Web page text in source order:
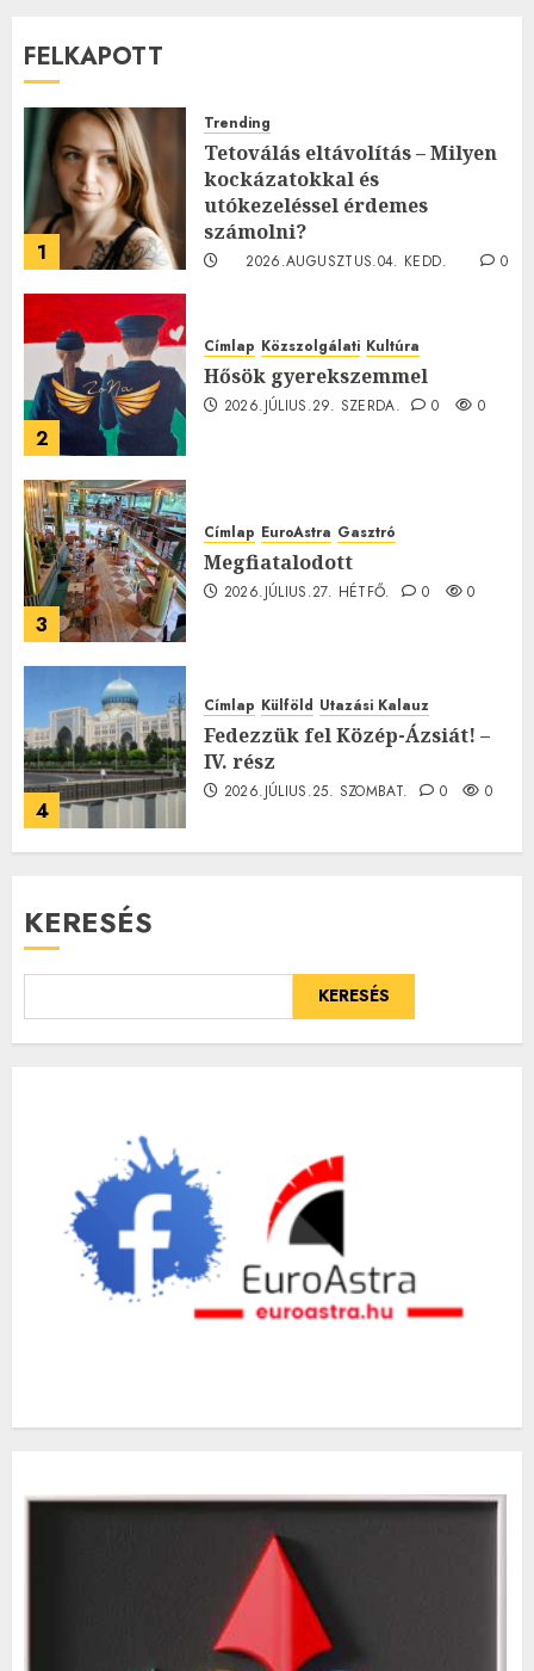
FELKAPOTT
1
Trending
Tetoválás eltávolítás – Milyen
kockázatokkal és
utókezeléssel érdemes
számolni?
2026.AUGUSZTUS.04. KEDD.
0
2
Címlap Közszolgálati Kultúra
Hősök gyerekszemmel
2026.JÚLIUS.29. SZERDA. 0 0
3
Címlap EuroAstra Gasztró
Megfiatalodott
2026.JÚLIUS.27. HÉTFŐ. 0 0
4
Címlap Külföld Utazási Kalauz
Fedezzük fel Közép-Ázsiát! –
IV. rész
2026.JÚLIUS.25. SZOMBAT. 0 0
KERESÉS
KERESÉS